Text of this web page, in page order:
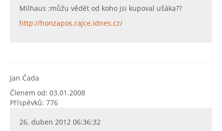
Milhaus :můžu vědět od koho jsi kupoval ušáka??
http://honzapos.rajce.idnes.cz/
Jan Čada
Členem od: 03.01.2008
Příspěvků: 776
26. duben 2012 06:36:32